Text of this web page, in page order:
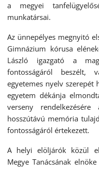
a megyei
munkatársai.
Az ünnepélyes megnyitó
Gimnázium kórusa
László igazgató a
fontosságáról beszélt,
egyetemes nyelv szerepét
egyetem dékánja
verseny
hosszútávú memória
fontosságáról értekezett.
A helyi elöljárók közül
Megye Tanácsának